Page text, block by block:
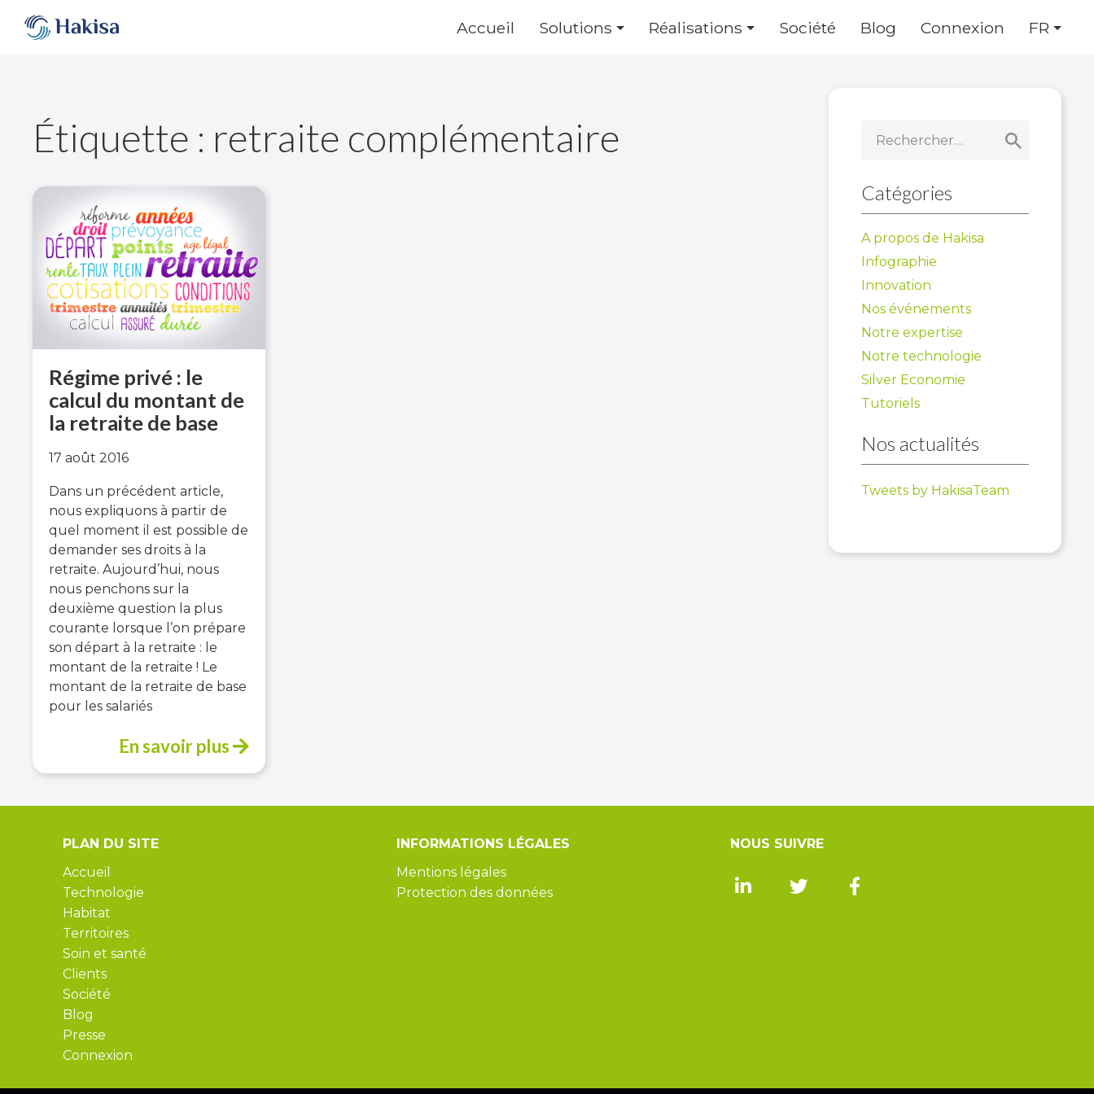
contenu
Accueil Solutions Réalisations Société Blog Connexion FR
Étiquette : retraite complémentaire
Régime privé : le
calcul du montant de
la retraite de base
17 août 2016
Dans un précédent article,
nous expliquons à partir de
quel moment il est possible de
demander ses droits à la
retraite. Aujourd’hui, nous
nous penchons sur la
deuxième question la plus
courante lorsque l’on prépare
son départ à la retraite : le
montant de la retraite ! Le
montant de la retraite de base
pour les salariés
En savoir plus
Catégories
A propos de Hakisa
Infographie
Innovation
Nos événements
Notre expertise
Notre technologie
Silver Economie
Tutoriels
Nos actualités
Tweets by HakisaTeam
PLAN DU SITE
Accueil
Technologie
Habitat
Territoires
Soin et santé
Clients
Société
Blog
Presse
Connexion
INFORMATIONS LÉGALES
Mentions légales
Protection des données
NOUS SUIVRE